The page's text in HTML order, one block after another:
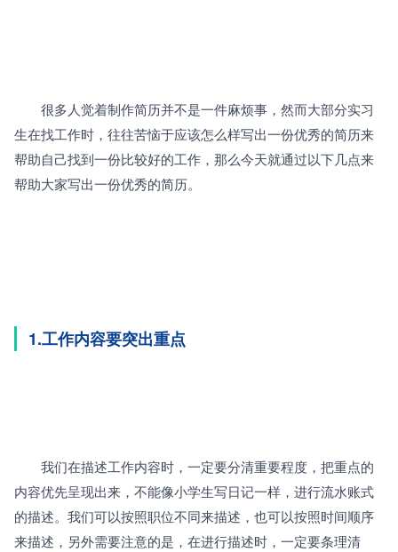
很多人觉着制作简历并不是一件麻烦事，然而大部分实习
生在找工作时，往往苦恼于应该怎么样写出一份优秀的简历来
帮助自己找到一份比较好的工作，那么今天就通过以下几点来
帮助大家写出一份优秀的简历。
1.工作内容要突出重点
我们在描述工作内容时，一定要分清重要程度，把重点的
内容优先呈现出来，不能像小学生写日记一样，进行流水账式
的描述。我们可以按照职位不同来描述，也可以按照时间顺序
来描述，另外需要注意的是，在进行描述时，一定要条理清